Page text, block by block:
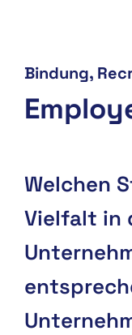
Bindung
Welchen
Vielfalt in